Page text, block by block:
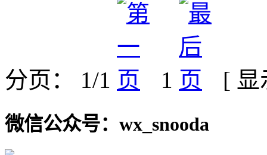
分页： 1/1 1 [
微信公众号：wx_snooda